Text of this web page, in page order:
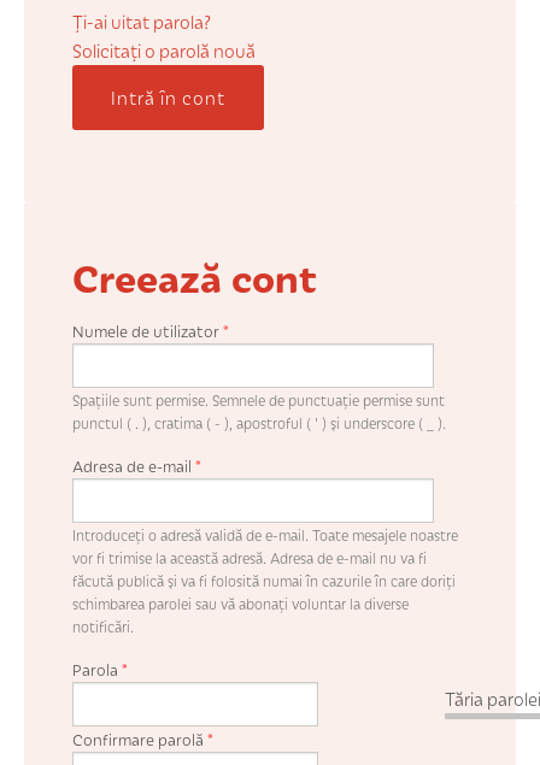
Ți-ai uitat parola?
Solicitaţi o parolă nouă
Intră în cont
Creează cont
Numele de utilizator*
Spaţiile sunt permise. Semnele de punctuaţie permise sunt
punctul ( . ), cratima ( - ), apostroful ( ' ) şi underscore ( _ ).
Adresa de e-mail *
Introduceţi o adresă validă de e-mail. Toate mesajele noastre
vor fi trimise la această adresă. Adresa de e-mail nu va fi
făcută publică şi va fi folosită numai în cazurile în care doriţi
schimbarea parolei sau vă abonaţi voluntar la diverse
notificări.
Tăria
Parola *
Confirmare parolă *